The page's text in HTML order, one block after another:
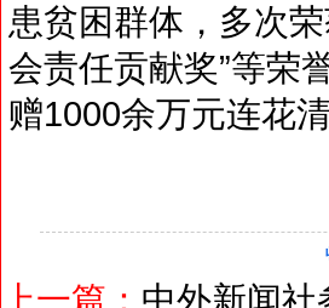
患贫困群体，多次
会责任贡献奖”等荣
赠1000余万元连花
上一篇： 中外新闻社